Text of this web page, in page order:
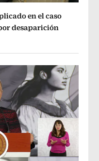
en el caso
desaparición